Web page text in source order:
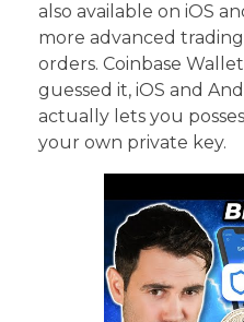
also available on iOS
more advanced
orders. Coinbase
guessed it, iOS and
actually lets you
your own private key.